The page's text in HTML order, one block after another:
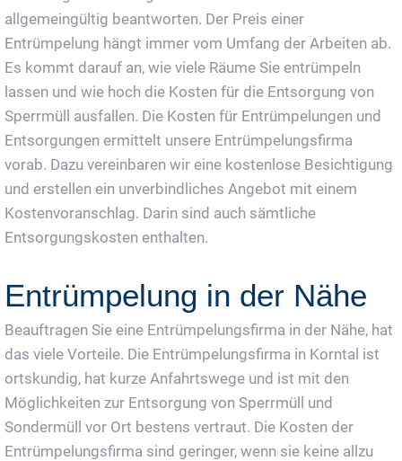
allgemeingültig beantworten. Der Preis einer
Entrümpelung hängt immer vom Umfang der Arbeiten ab.
Es kommt darauf an, wie viele Räume Sie entrümpeln
lassen und wie hoch die Kosten für die Entsorgung von
Sperrmüll ausfallen. Die Kosten für Entrümpelungen und
Entsorgungen ermittelt unsere Entrümpelungsfirma
vorab. Dazu vereinbaren wir eine kostenlose Besichtigung
und erstellen ein unverbindliches Angebot mit einem
Kostenvoranschlag. Darin sind auch sämtliche
Entsorgungskosten enthalten.
Entrümpelung in der Nähe
Beauftragen Sie eine Entrümpelungsfirma in der Nähe, hat
das viele Vorteile. Die Entrümpelungsfirma in Korntal ist
ortskundig, hat kurze Anfahrtswege und ist mit den
Möglichkeiten zur Entsorgung von Sperrmüll und
Sondermüll vor Ort bestens vertraut. Die Kosten der
Entrümpelungsfirma sind geringer, wenn sie keine allzu